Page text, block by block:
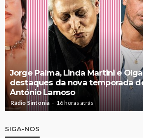
Jorge Palma, Linda Martini e
destaques da nova temporada
António Lamoso
Rádio Sintonia 16 horas atrás
SIGA-NOS